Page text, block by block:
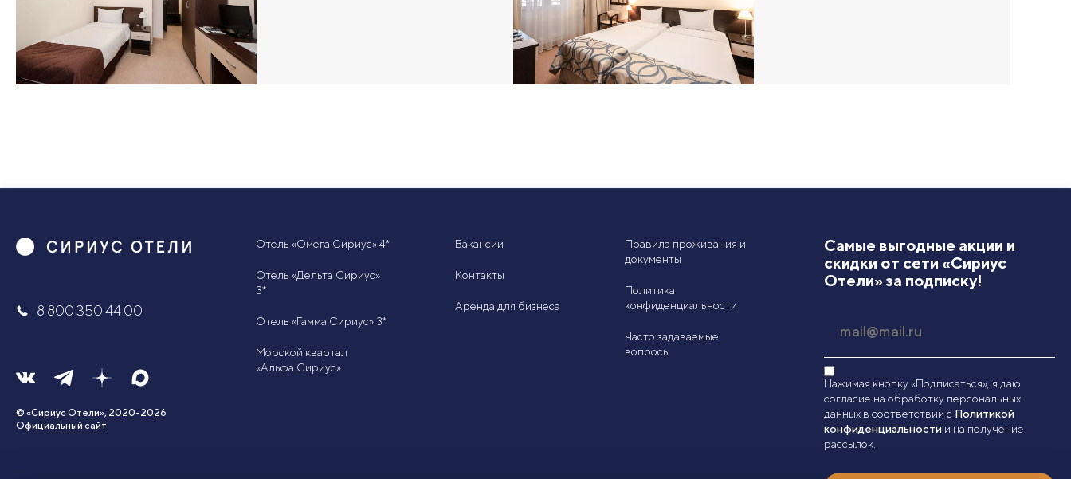
8 800 350 44 00
© «Сириус Отели», 2020-2026
Официальный сайт
Отель «Омега Сириус» 4*
Отель «Дельта Сириус»
3*
Отель «Гамма Сириус» 3*
Морской квартал
«Альфа Сириус»
Вакансии
Контакты
Аренда для бизнеса
Правила проживания и
документы
Политика
конфиденциальности
Часто задаваемые
вопросы
Самые выгодные акции и
скидки от сети «Сириус
Отели» за подписку!
Нажимая кнопку «Подписаться», я даю
согласие на обработку персональных
данных в соответствии с Политикой
конфиденциальности и на получение
рассылок.